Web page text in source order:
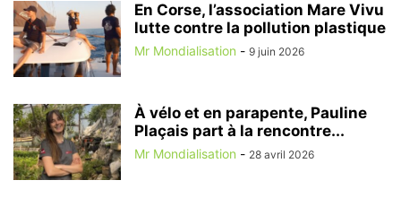
En Corse, l’association Mare Vivu
lutte contre la pollution plastique
Mr Mondialisation - 9 juin 2026
À vélo et en parapente, Pauline
Plaçais part à la rencontre...
Mr Mondialisation - 28 avril 2026